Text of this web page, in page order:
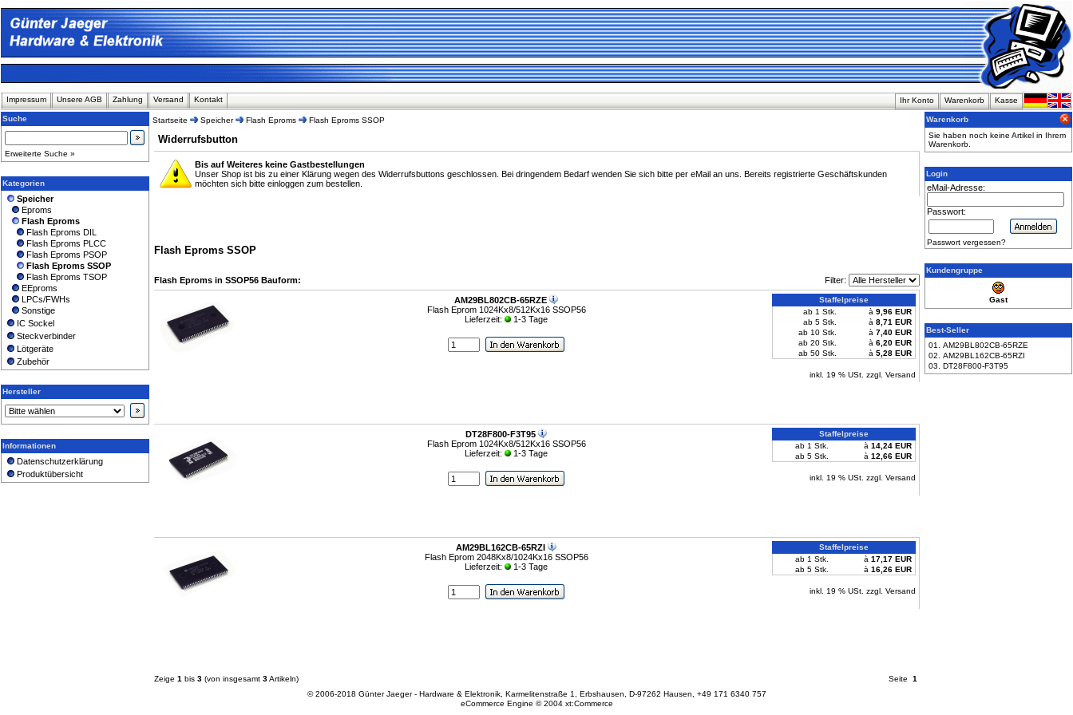
Impressum Unsere AGB Zahlung Versand Kontakt Ihr Konto Warenkorb Kasse
Suche
Erweiterte Suche »
Kategorien
Speicher
Eproms
Flash Eproms
Flash Eproms DIL
Flash Eproms PLCC
Flash Eproms PSOP
Flash Eproms SSOP
Flash Eproms TSOP
EEproms
LPCs/FWHs
Sonstige
IC Sockel
Steckverbinder
Lötgeräte
Zubehör
Hersteller
Informationen
Datenschutzerklärung
Produktübersicht
Startseite Speicher Flash Eproms Flash Eproms SSOP
Widerrufsbutton
Bis auf Weiteres keine Gastbestellungen
Unser Shop ist bis zu einer Klärung wegen des Widerrufsbuttons geschlossen. Bei dringendem Bedarf wenden Sie sich bitte per eMail an uns. Bereits registrierte Geschäftskunden
möchten sich bitte einloggen zum bestellen.
Flash Eproms SSOP
Flash Eproms in SSOP56 Bauform: Filter:
AM29BL802CB-65RZE
Flash Eprom 1024Kx8/512Kx16 SSOP56
Lieferzeit:
1-3 Tage
Staffelpreise
ab 1 Stk.
à 9,96 EUR
ab 5 Stk.
à 8,71 EUR
ab 10 Stk.
à 7,40 EUR
ab 20 Stk.
à 6,20 EUR
ab 50 Stk.
à 5,28 EUR
inkl. 19 % USt. zzgl. Versand
DT28F800-F3T95
Flash Eprom 1024Kx8/512Kx16 SSOP56
Lieferzeit:
1-3 Tage
Staffelpreise
ab 1 Stk.
à 14,24 EUR
ab 5 Stk.
à 12,66 EUR
inkl. 19 % USt. zzgl. Versand
AM29BL162CB-65RZI
Flash Eprom 2048Kx8/1024Kx16 SSOP56
Lieferzeit:
1-3 Tage
Staffelpreise
ab 1 Stk.
à 17,17 EUR
ab 5 Stk.
à 16,26 EUR
inkl. 19 % USt. zzgl. Versand
Zeige 1 bis 3 (von insgesamt 3Artikeln) Seite 1
Warenkorb
Sie haben noch keine Artikel in Ihrem
Warenkorb.
Login
eMail-Adresse:
Passwort:
Passwort vergessen?
Kundengruppe
Gast
Best-Seller
01. AM29BL802CB-65RZE
02. AM29BL162CB-65RZI
03. DT28F800-F3T95
© 2006-2018 Günter Jaeger - Hardware & Elektronik, Karmelitenstraße 1, Erbshausen, D-97262 Hausen, +49 171 6340 757
eCommerce Engine © 2004 xt:Commerce